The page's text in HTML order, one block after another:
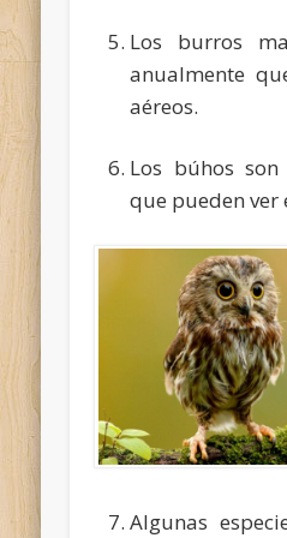
Los burros
anualmente
aéreos.
Los búhos
que pueden ver
Algunas